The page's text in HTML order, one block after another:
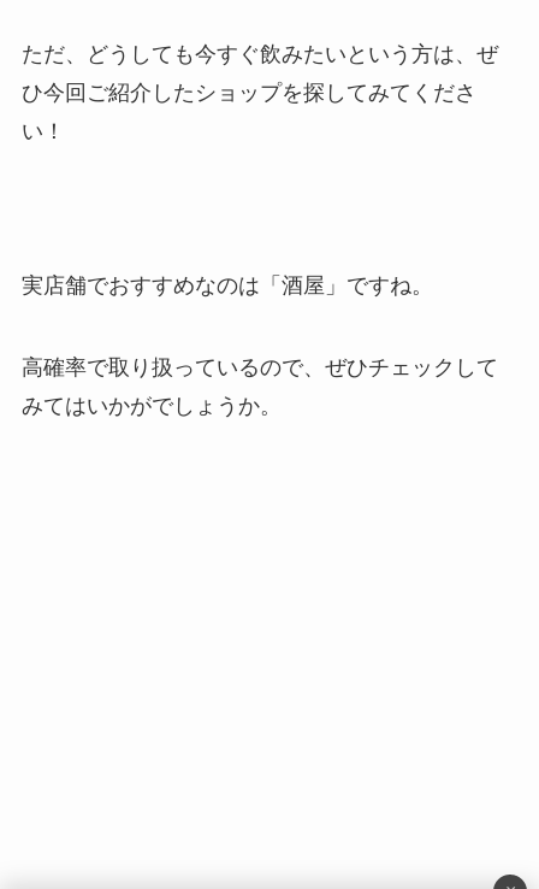
ただ、どうしても今すぐ飲みたいという方は、ぜ
ひ今回ご紹介したショップを探してみてくださ
い！
実店舗でおすすめなのは「酒屋」ですね。
高確率で取り扱っているので、ぜひチェックして
みてはいかがでしょうか。